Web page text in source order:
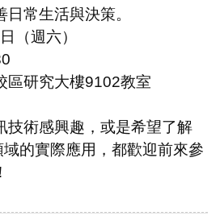
常生活與決策。
（週六）
區研究大樓9102教室
技術感興趣，或是希望了解
的實際應用，都歡迎前來參